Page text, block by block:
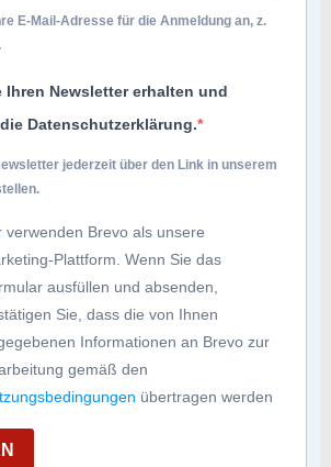
E-Mail-Adresse für die Anmeldung an, z.
.
Ihren Newsletter erhalten und
Datenschutzerklärung.
jederzeit über den Link in unserem
verwenden Brevo als unsere
Plattform. Wenn Sie das
ausfüllen und absenden,
Sie, dass die von Ihnen
Informationen an Brevo zur
gemäß den
übertragen werden